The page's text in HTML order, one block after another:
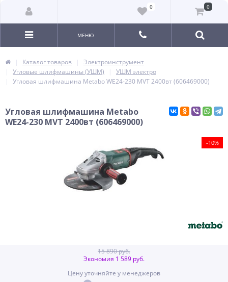
0 0
МЕНЮ
Каталог товаров
Электроинструмент
Угловые шлифмашины (УШМ)
УШМ электро
Угловая шлифмашина Metabo WE24-230 MVT 2400вт (606469000)
Угловая шлифмашина Metabo
WE24-230 MVT 2400вт (606469000)
-10%
15 890 руб.
Экономия 1 589 руб.
Цену уточняйте у менеджеров